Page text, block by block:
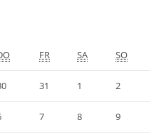
FR SA SO
31 1 2
7 8 9